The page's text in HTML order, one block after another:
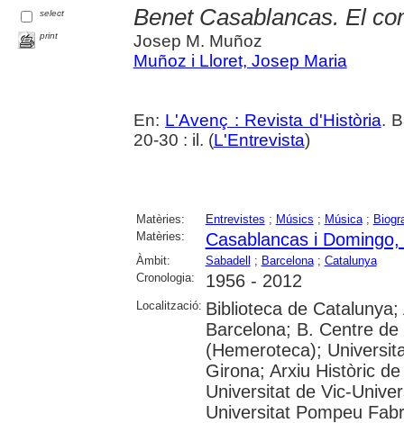
select
print
Benet Casablancas. El
Josep M. Muñoz
Muñoz i Lloret, Josep Maria
En: L'Avenç : Revista d'Història.
20-30 : il. (L'Entrevista)
Matèries: Entrevistes ; Músics ; Música;
Matèries:
Casablancas i
Àmbit: Sabadell ; Barcelona; Catalunya
Cronologia:
1956 - 2012
Localització: Biblioteca de
Barcelona; B. Centre
(Hemeroteca);
Girona; Arxiu Històric
Universitat de Vic-
Universitat Pompeu